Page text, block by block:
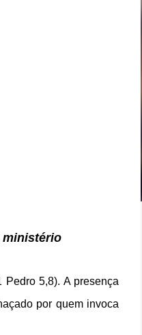
ministério
Pedro 5,8). A presença
por quem invoca